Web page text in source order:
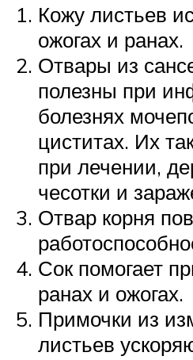
Кожу листьев
ожогах и ранах.
Отвары из
полезны при
болезнях
циститах. Их
при лечении,
чесотки и
Отвар корня
Сок помогает
ранах и ожогах.
Примочки из
листьев